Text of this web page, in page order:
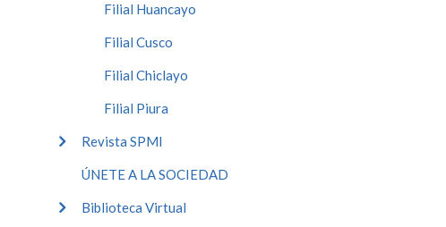
Filial Huancayo
Filial Cusco
Filial Chiclayo
Filial Piura
Revista SPMI
ÚNETE A LA SOCIEDAD
Biblioteca Virtual